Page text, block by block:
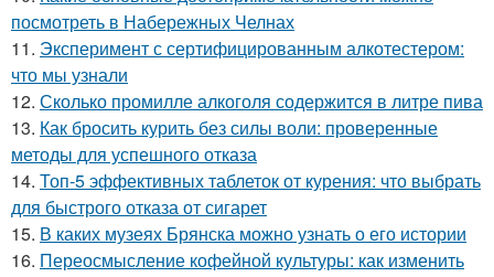
посмотреть в Набережных Челнах
11. Эксперимент с сертифицированным алкотестером:
что мы узнали
12. Сколько промилле алкоголя содержится в литре пива
13. Как бросить курить без силы воли: проверенные
методы для успешного отказа
14. Топ-5 эффективных таблеток от курения: что выбрать
для быстрого отказа от сигарет
15. В каких музеях Брянска можно узнать о его истории
16. Переосмысление кофейной культуры: как изменить